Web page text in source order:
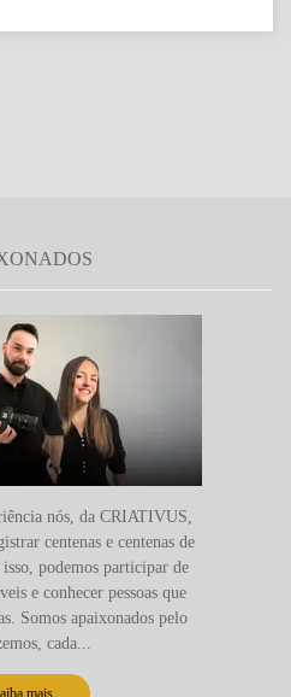
nós, da CRIATIVUS,
centenas e centenas de
podemos participar de
e conhecer pessoas que
Somos apaixonados pelo
cada...